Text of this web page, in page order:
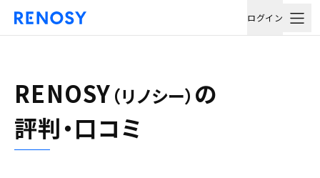
ログイン
RENOSY （リノシー） の
評判・口コミ